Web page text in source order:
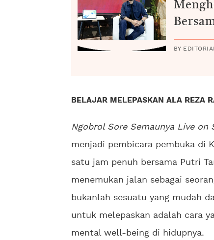
BY
BELAJAR MELEPASKAN ALA REZA
Ngobrol Sore Semaunya Live on
menjadi pembicara pembuka di
satu jam penuh bersama Putri
menemukan jalan sebagai
bukanlah sesuatu yang mudah
untuk melepaskan adalah cara
mental well-being di hidupnya.